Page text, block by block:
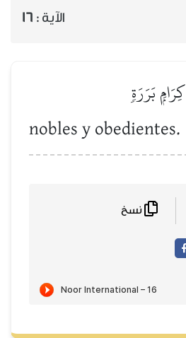
الآية : 16
كِرَامِۭ بَرَرَةٖ
nobles y obedientes.